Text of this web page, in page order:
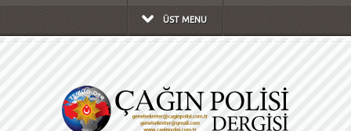
ÜST MENU